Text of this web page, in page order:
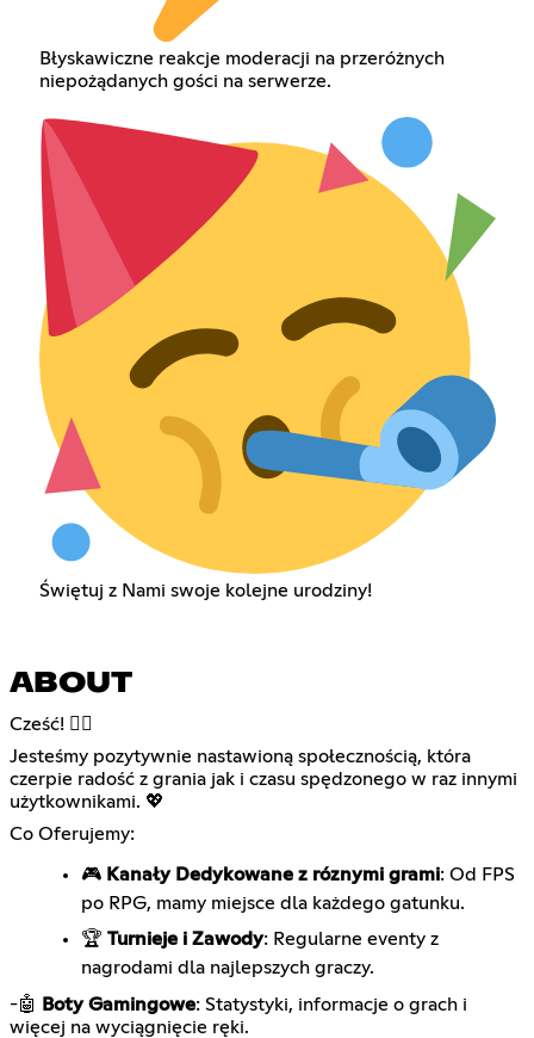
Błyskawiczne reakcje moderacji na przeróżnych
niepożądanych gości na serwerze.
Świętuj z Nami swoje kolejne urodziny!
ABOUT
Cześć! 🖐🏻
Jesteśmy pozytywnie nastawioną społecznością, która
czerpie radość z grania jak i czasu spędzonego w raz innymi
użytkownikami. 💖
Co Oferujemy:
🎮 Kanały Dedykowane z róznymi grami: Od FPS
po RPG, mamy miejsce dla każdego gatunku.
🏆 Turnieje i Zawody: Regularne eventy z
nagrodami dla najlepszych graczy.
-🤖
Boty Gamingowe: Statystyki, informacje o grach i
więcej na wyciągnięcie ręki.